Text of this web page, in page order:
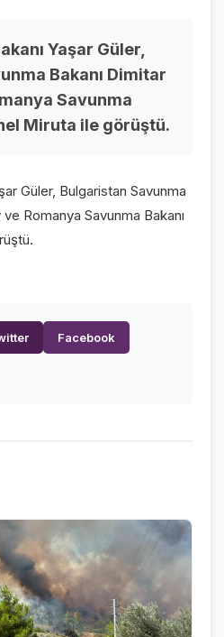
Yaşar Güler,
Bakanı Dimitar
Savunma
Miruta ile görüştü.
Güler, Bulgaristan Savunma
Romanya Savunma Bakanı
Facebook